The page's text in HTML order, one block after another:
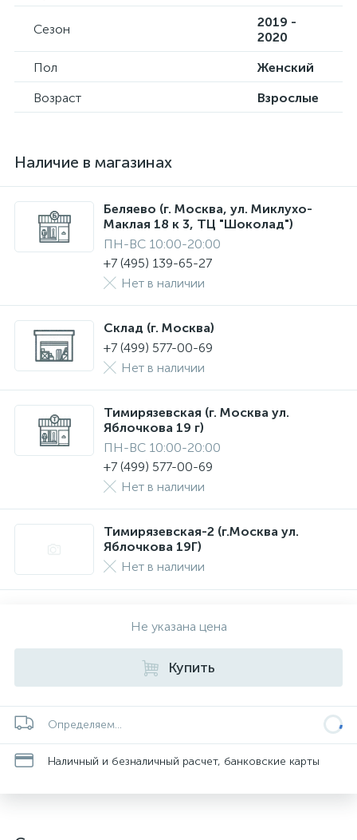
Сезон
2019 -
2020
Пол
Женский
Возраст
Взрослые
Наличие в магазинах
Беляево (г. Москва, ул. Миклухо-
Маклая 18 к 3, ТЦ "Шоколад")
ПН-ВС 10:00-20:00
+7 (495) 139-65-27
Нет в наличии
Склад (г. Москва)
+7 (499) 577-00-69
Нет в наличии
Тимирязевская (г. Москва ул.
Яблочкова 19 г)
ПН-ВС 10:00-20:00
+7 (499) 577-00-69
Нет в наличии
Тимирязевская-2 (г.Москва ул.
Яблочкова 19Г)
Нет в наличии
Не указана цена
Купить
Определяем...
Наличный и безналичный расчет, банковские карты